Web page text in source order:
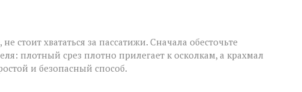
стоит хвататься за пассатижи. Сначала обесточьте
плотный срез плотно прилегает к осколкам, а крахмал
и безопасный способ.